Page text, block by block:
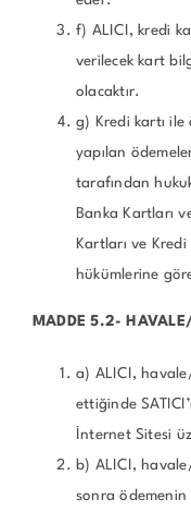
f) ALICI, kredi
verilecek kart
olacaktır.
g) Kredi kartı ile
yapılan
tarafından
Banka Kartları
Kartları ve Kredi
hükümlerine
MADDE 5.2-
a) ALICI,
ettiğinde
İnternet Sitesi
b) ALICI,
sonra ödemenin